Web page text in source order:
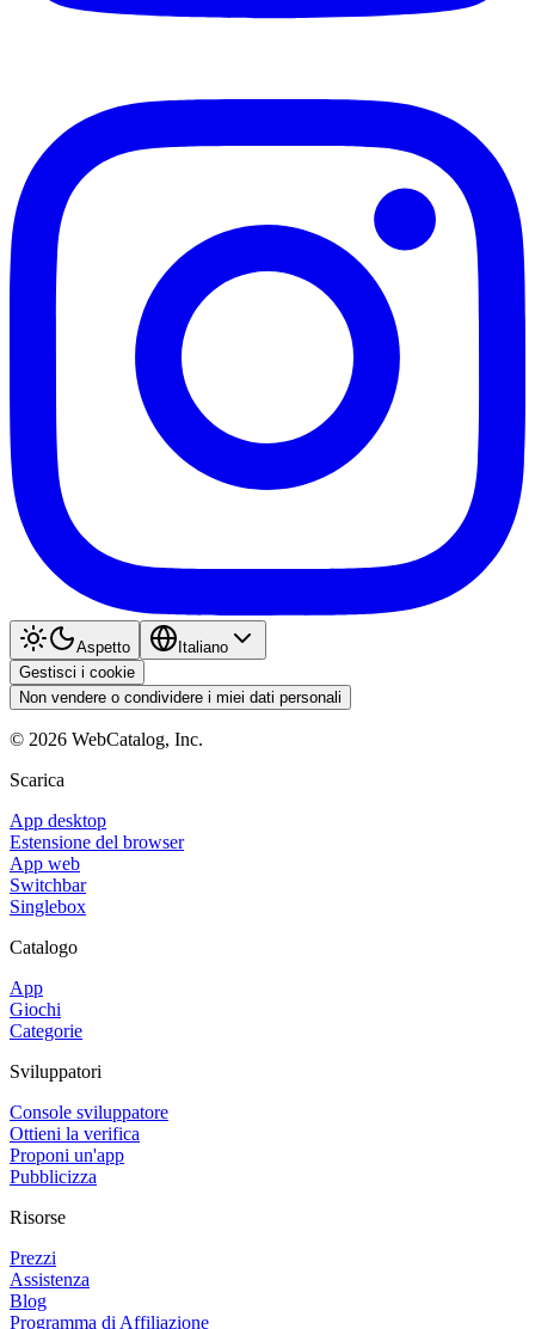
Aspetto
Italiano
Gestisci i cookie
Non vendere o condividere i miei dati personali
© 2026 WebCatalog, Inc.
Scarica
App desktop
Estensione del browser
App web
Switchbar
Singlebox
Catalogo
App
Giochi
Categorie
Sviluppatori
Console sviluppatore
Ottieni la verifica
Proponi un'app
Pubblicizza
Risorse
Prezzi
Assistenza
Blog
Programma di Affiliazione